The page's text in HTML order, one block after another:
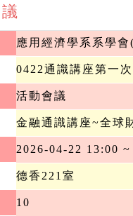
應用經濟學系系學
0422通識講座第一
活動會議
金融通識講座~全球
2026-04-22 13:00
德香221室
10